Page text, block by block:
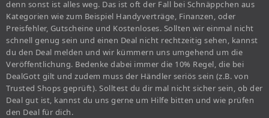
denn sonst ist alles weg. Das ist oft der Fall bei Schnäppchen aus
Kategorien wie zum Beispiel Handyverträge, Finanzen, oder
Preisfehler, Gutscheine und Kostenloses. Sollten wir einmal nicht
schnell genug sein und einen Deal nicht rechtzeitig sehen, kannst
du den Deal melden und wir kümmern uns umgehend um die
Veröffentlichung. Bedenke dabei immer die 10% Regel, die bei
DealGott gilt und zudem muss der Händler seriös sein (z.B. von
Trusted Shops geprüft). Solltest du dir mal nicht sicher sein, ob der
Deal gut ist, kannst du uns gerne um Hilfe bitten und wie prüfen
den Deal für dich.